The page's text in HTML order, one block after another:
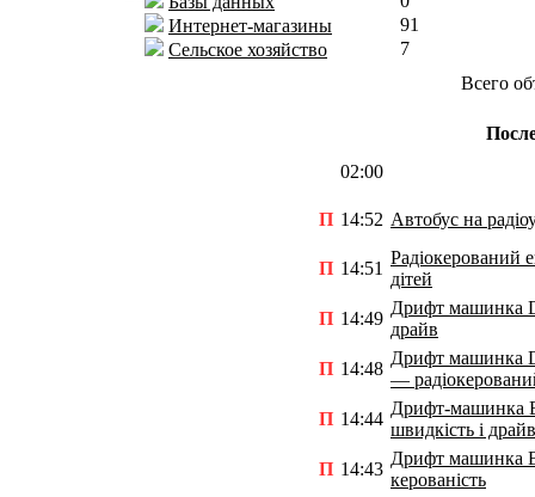
Интернет-магазины
91
Сельское хозяйство
7
Всего
02:00
П 14:52 Автобус на
П 14:51
Радіокерований
дітей
П 14:49
Дрифт машинка
драйв
П 14:48
Дрифт машинка
—
П 14:44
Дрифт-машинка
швидкість і драйв
П 14:43
Дрифт машинка
керованість